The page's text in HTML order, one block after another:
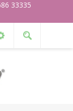
33335